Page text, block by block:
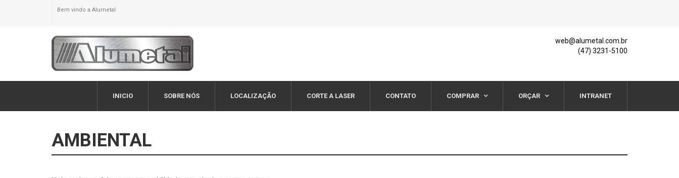
Bem vindo a Alumetal
web@alumetal.com.br
(47) 3231-5100
INICIO SOBRE NÓS LOCALIZAÇÃO CORTE A LASER CONTATO COMPRAR ORÇAR INTRANET
AMBIENTAL